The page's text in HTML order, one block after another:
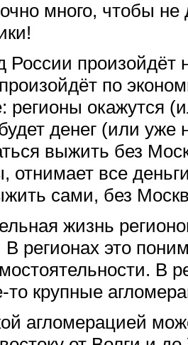
много, чтобы не
России произойдёт
по
регионы окажутся
денег (или уже
выжить без
отнимает все
сами, без
жизнь
регионах это
В
то крупные
агломерацией